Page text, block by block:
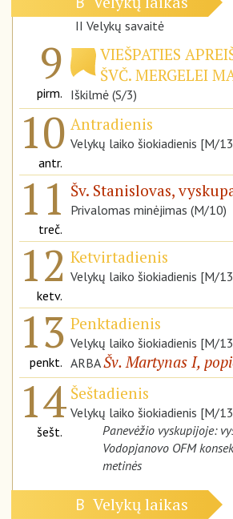
II Velykų savaitė
9
pirm.
VIEŠPATIES
ŠVČ. MERGELEI
Iškilmė (S/3)
10
antr.
Antradienis
Velykų laiko šiokiadienis [M/
11
treč.
Šv. Stanislovas,
Privalomas minėjimas (M/10)
12
ketv.
Ketvirtadienis
Velykų laiko šiokiadienis [M/
13
penkt.
Penktadienis
Velykų laiko šiokiadienis [M/
ARBAŠv. Martynas I,
14
šešt.
Šeštadienis
Velykų laiko šiokiadienis [M/
Panevėžio vyskupijoje:
Vodopjanovo OFM
metinės
B Velykų laikas